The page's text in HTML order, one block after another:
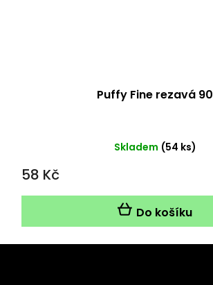
Puffy Fine rezavá 90
Skladem (54 ks)
58 Kč
Do košíku